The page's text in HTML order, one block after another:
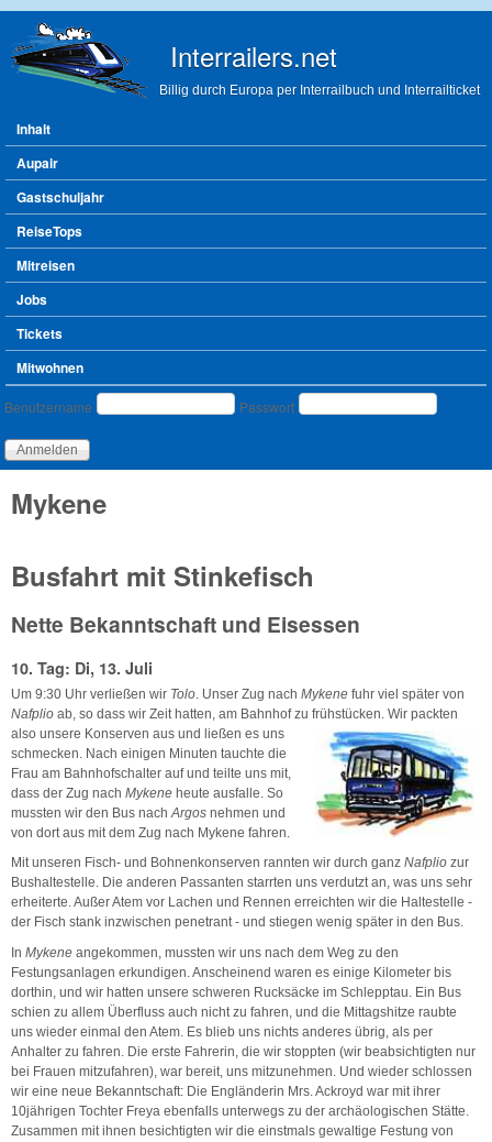
Interrailers.net
Billig durch Europa per Interrailbuch und Interrailticket
Hauptmenü
Inhalt
Aupair
Gastschuljahr
ReiseTops
Mitreisen
Jobs
Tickets
Mitwohnen
Benutzeranmeldung
Benutzername Passwort
Mykene
Busfahrt mit Stinkefisch
Nette Bekanntschaft und Eisessen
10. Tag: Di, 13. Juli
Um 9:30 Uhr verließen wir Tolo. Unser Zug nach Mykene fuhr viel später von
Nafplio ab, so dass wir Zeit hatten, am Bahnhof zu frühstücken. Wir packten
also unsere Konserven aus und ließen es uns
schmecken. Nach einigen Minuten tauchte die
Frau am Bahnhofschalter auf und teilte uns mit,
dass der Zug nach Mykene heute ausfalle. So
mussten wir den Bus nachArgos nehmen und
von dort aus mit dem Zug nach Mykene fahren.
Mit unseren Fisch- und Bohnenkonserven rannten wir durch ganz Nafplio zur
Bushaltestelle. Die anderen Passanten starrten uns verdutzt an, was uns sehr
erheiterte. Außer Atem vor Lachen und Rennen erreichten wir die Haltestelle -
der Fisch stank inzwischen penetrant - und stiegen wenig später in den Bus.
In Mykene angekommen, mussten wir uns nach dem Weg zu den
Festungsanlagen erkundigen. Anscheinend waren es einige Kilometer bis
dorthin, und wir hatten unsere schweren Rucksäcke im Schlepptau. Ein Bus
schien zu allem Überfluss auch nicht zu fahren, und die Mittagshitze raubte
uns wieder einmal den Atem. Es blieb uns nichts anderes übrig, als per
Anhalter zu fahren. Die erste Fahrerin, die wir stoppten (wir beabsichtigten nur
bei Frauen mitzufahren), war bereit, uns mitzunehmen. Und wieder schlossen
wir eine neue Bekanntschaft: Die Engländerin Mrs. Ackroyd war mit ihrer
10jährigen Tochter Freya ebenfalls unterwegs zu der archäologischen Stätte.
Zusammen mit ihnen besichtigten wir die einstmals gewaltige Festung von